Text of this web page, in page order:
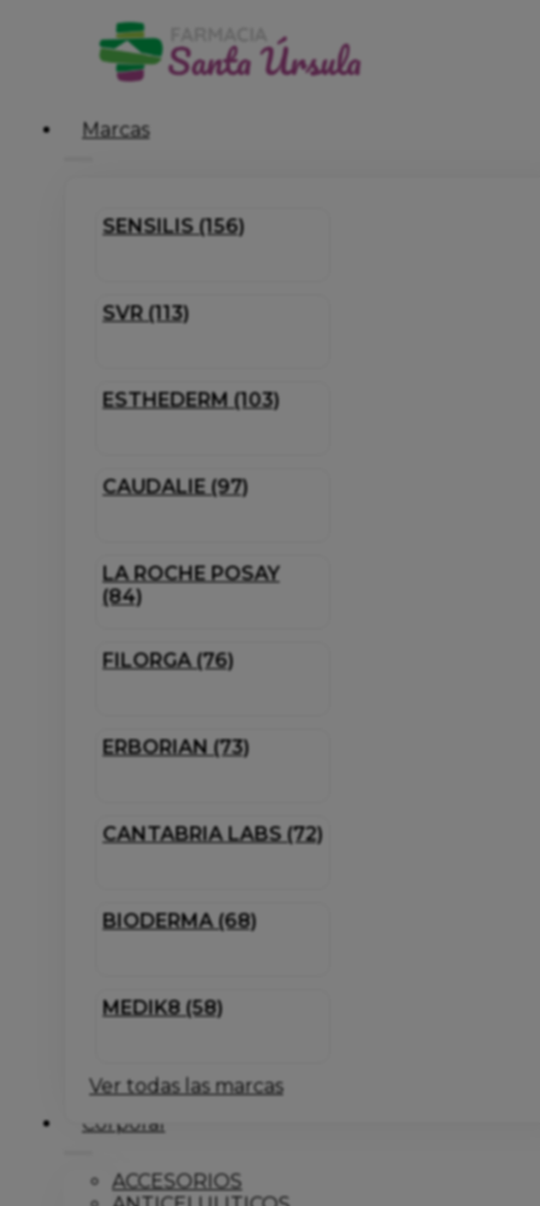
Marcas
SENSILIS (156)
SVR (113)
ESTHEDERM (103)
CAUDALIE (97)
LA ROCHE POSAY
(84)
FILORGA (76)
ERBORIAN (73)
CANTABRIA LABS (72)
BIODERMA (68)
MEDIK8 (58)
Ver todas las marcas
Corporal
ACCESORIOS